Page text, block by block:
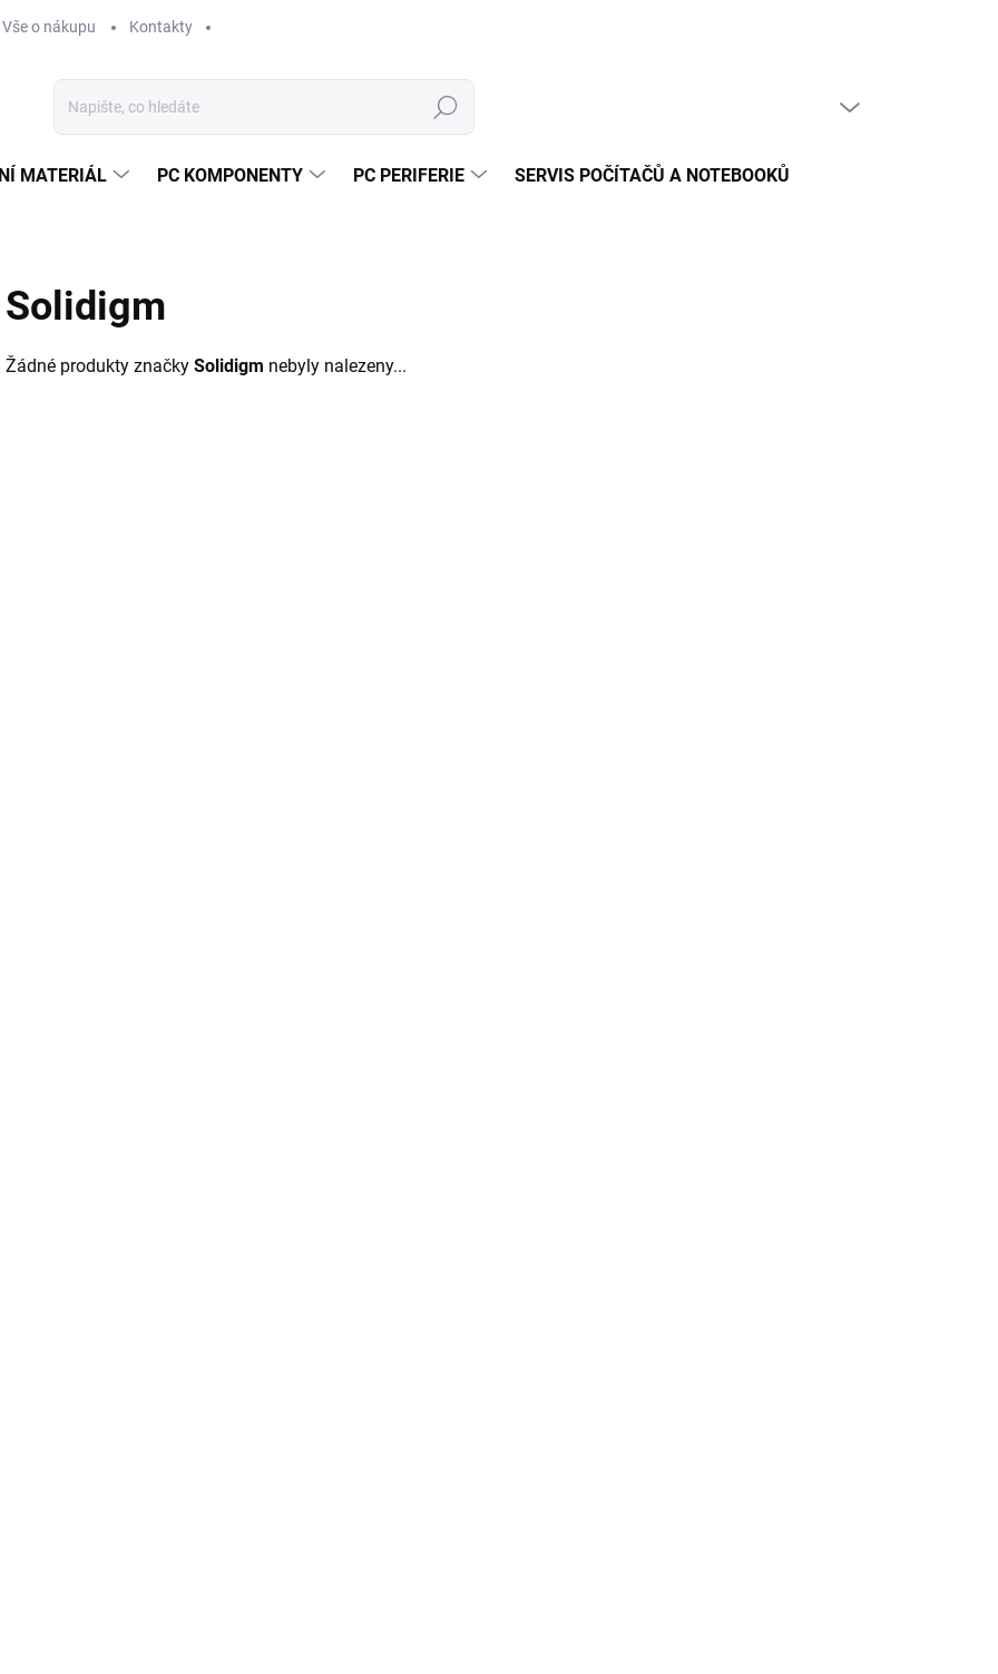
Vše o nákupu Kontakty
Hledat
MATERIÁL PC KOMPONENTY PC PERIFERIE SERVIS POČÍTAČŮ A NOTEBOOKŮ
Solidigm
Žádné produkty značky Solidigm nebyly nalezeny...